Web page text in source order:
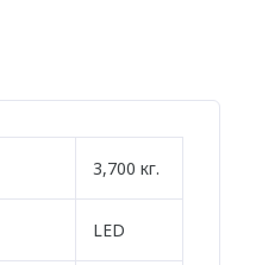
3,700 кг.
LED